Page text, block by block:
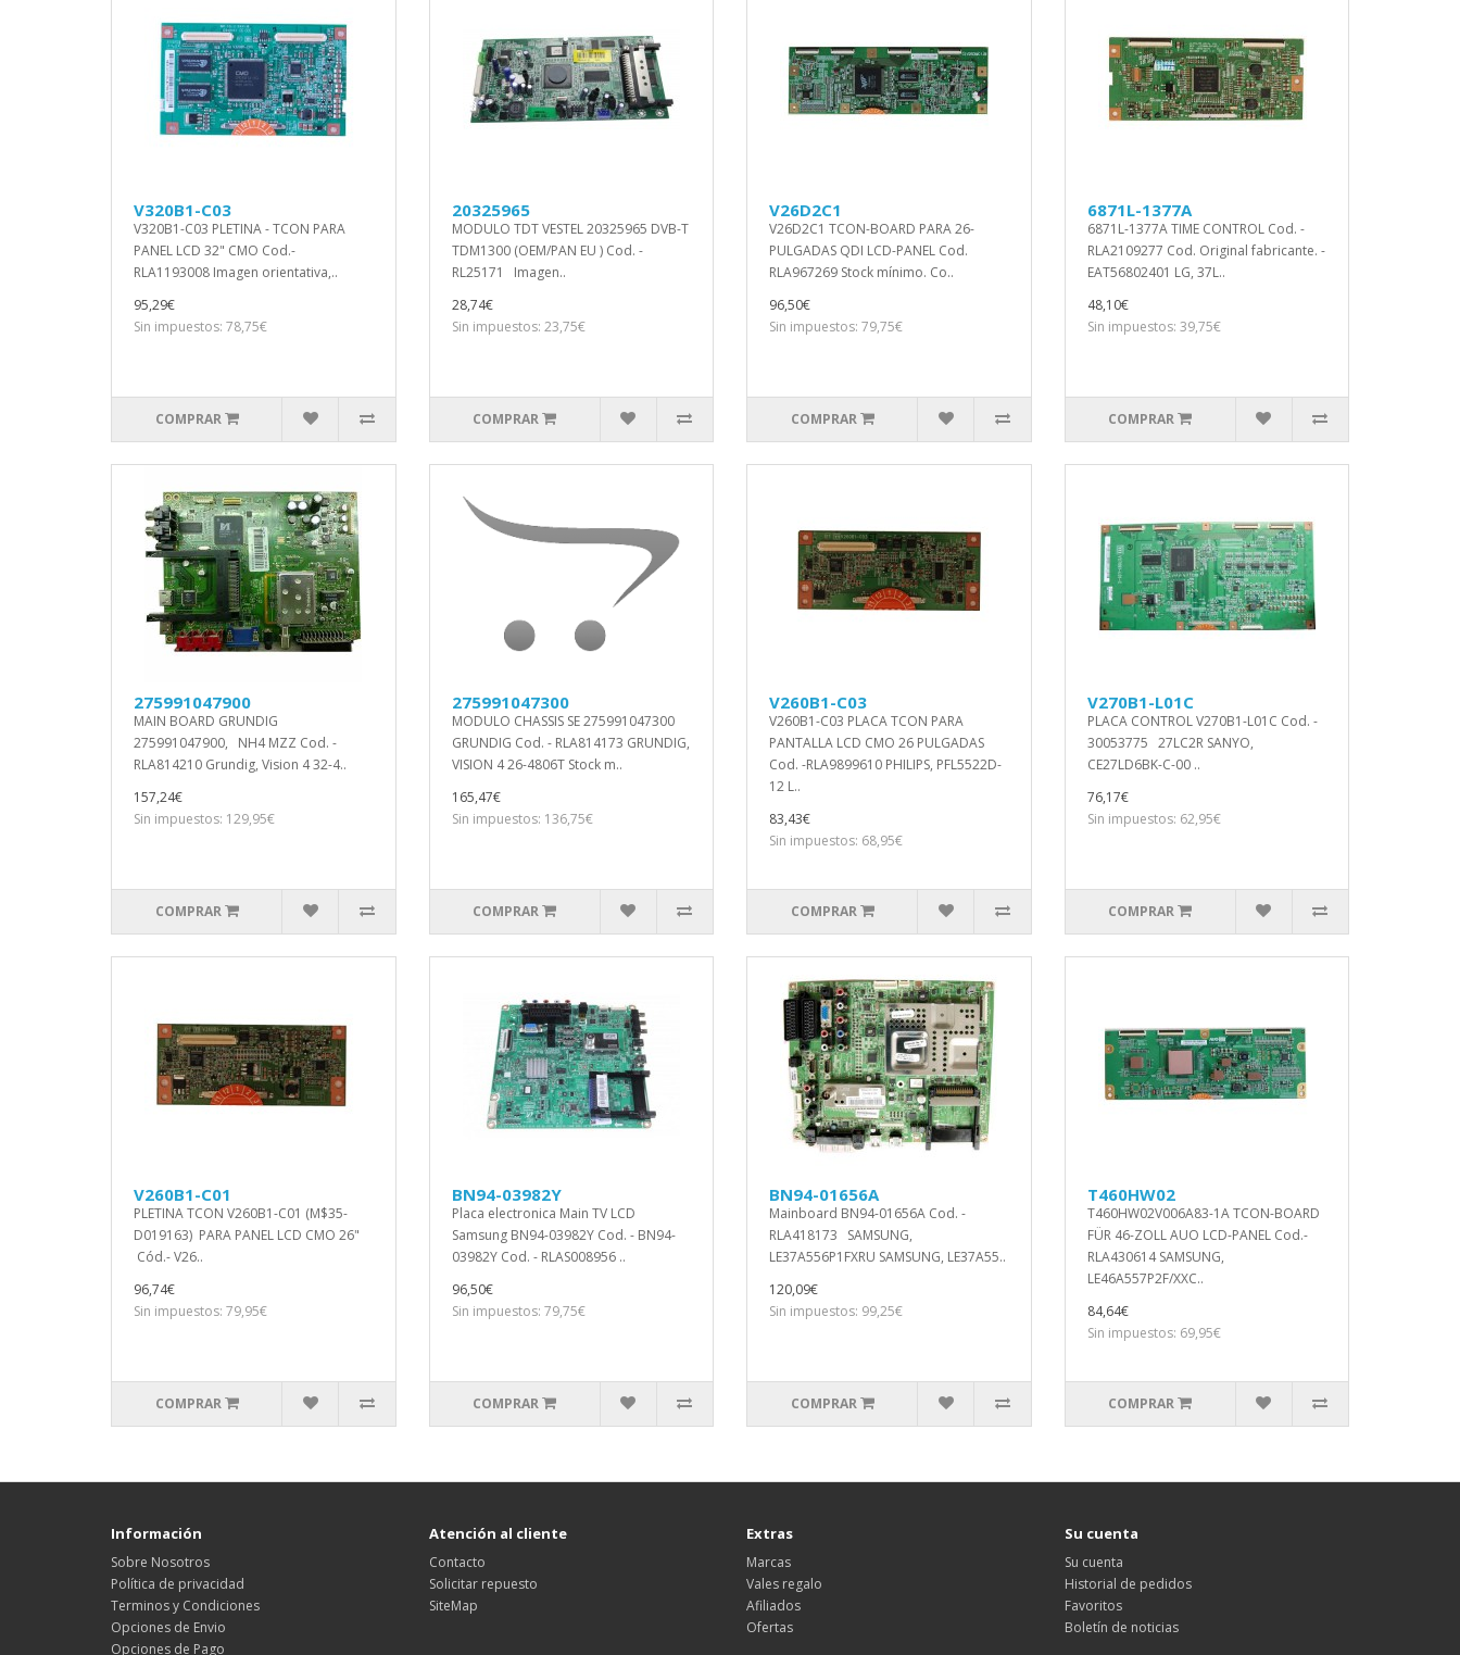
V320B1-C03
V320B1-C03 PLETINA - TCON PARA
PANEL LCD 32" CMO Cod.-
RLA1193008 Imagen orientativa,..
95,29€
Sin impuestos: 78,75€
COMPRAR
20325965
MODULO TDT VESTEL 20325965 DVB-T
TDM1300 (OEM/PAN EU ) Cod. -
RL25171 Imagen..
28,74€
Sin impuestos: 23,75€
COMPRAR
V26D2C1
V26D2C1 TCON-BOARD PARA 26-
PULGADAS QDI LCD-PANEL Cod.
RLA967269 Stock mínimo. Co..
96,50€
Sin impuestos: 79,75€
COMPRAR
6871L-1377A
6871L-1377A TIME CONTROL Cod. -
RLA2109277 Cod. Original fabricante. -
EAT56802401 LG, 37L..
48,10€
Sin impuestos: 39,75€
COMPRAR
275991047900
MAIN BOARD GRUNDIG
275991047900, NH4 MZZ Cod. -
RLA814210 Grundig, Vision 4 32-4..
157,24€
Sin impuestos: 129,95€
COMPRAR
275991047300
MODULO CHASSIS SE 275991047300
GRUNDIG Cod. - RLA814173 GRUNDIG,
VISION 4 26-4806T Stock m..
165,47€
Sin impuestos: 136,75€
COMPRAR
V260B1-C03
V260B1-C03 PLACA TCON PARA
PANTALLA LCD CMO 26 PULGADAS
Cod. -RLA9899610 PHILIPS, PFL5522D-
12 L..
83,43€
Sin impuestos: 68,95€
COMPRAR
V270B1-L01C
PLACA CONTROL V270B1-L01C Cod. -
30053775 27LC2R SANYO,
CE27LD6BK-C-00 ..
76,17€
Sin impuestos: 62,95€
COMPRAR
V260B1-C01
PLETINA TCON V260B1-C01 (M$35-
D019163) PARA PANEL LCD CMO 26"
Cód.- V26..
96,74€
Sin impuestos: 79,95€
COMPRAR
BN94-03982Y
Placa electronica Main TV LCD
Samsung BN94-03982Y Cod. - BN94-
03982Y Cod. - RLAS008956 ..
96,50€
Sin impuestos: 79,75€
COMPRAR
BN94-01656A
Mainboard BN94-01656A Cod. -
RLA418173 SAMSUNG,
LE37A556P1FXRU SAMSUNG, LE37A55..
120,09€
Sin impuestos: 99,25€
COMPRAR
T460HW02
T460HW02V006A83-1A TCON-BOARD
FÜR 46-ZOLL AUO LCD-PANEL Cod.-
RLA430614 SAMSUNG,
LE46A557P2F/XXC..
84,64€
Sin impuestos: 69,95€
COMPRAR
Información
Sobre Nosotros
Política de privacidad
Terminos y Condiciones
Opciones de Envio
Opciones de Pago
Atención al cliente
Contacto
Solicitar repuesto
SiteMap
Extras
Marcas
Vales regalo
Afiliados
Ofertas
Su cuenta
Su cuenta
Historial de pedidos
Favoritos
Boletín de noticias